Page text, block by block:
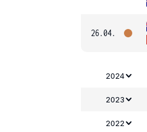
26.04.
2024
2023
2022